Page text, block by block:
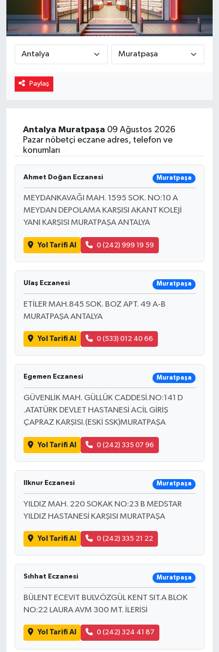
Paylaş
Antalya Muratpaşa 09 Ağustos 2026
Pazar nöbetçi eczane adres, telefon ve
konumları
Ahmet Doğan Eczanesi Muratpaşa
MEYDANKAVAĞI MAH. 1595 SOK. NO:10 A
MEYDAN DEPOLAMA KARŞISI AKANT KOLEJİ
YANI KARŞISI MURATPAŞA ANTALYA
Yol Tarifi Al 0 (242) 999 19 59
Ulaş Eczanesi Muratpaşa
ETİLER MAH.845 SOK. BOZ APT. 49 A-B
MURATPAŞA ANTALYA
Yol Tarifi Al 0 (533) 012 40 66
Egemen Eczanesi Muratpaşa
GÜVENLİK MAH. GÜLLÜK CADDESİ.NO:141 D
.ATATÜRK DEVLET HASTANESİ ACİL GİRİŞ
ÇAPRAZ KARŞISI.(ESKİ SSK)MURATPAŞA
Yol Tarifi Al 0 (242) 335 07 96
Ilknur Eczanesi Muratpaşa
YILDIZ MAH. 220 SOKAK NO:23 B MEDSTAR
YILDIZ HASTANESİ KARŞISI MURATPAŞA
Yol Tarifi Al 0 (242) 335 21 22
Sıhhat Eczanesi Muratpaşa
BÜLENT ECEVIT BULV.ÖZGÜL KENT SIT.A BLOK
NO:22 LAURA AVM 300 MT. İLERİSİ
Yol Tarifi Al 0 (242) 324 41 87
Magazin
Sağlık
Spor
Yaşam
Yerel Yönetimler